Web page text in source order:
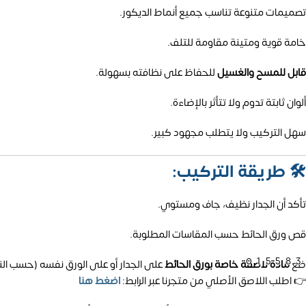
تصميمات متنوعة تناسب جميع أنماط الديكور.
خامة قوية ومتينة مقاومة للتلف.
قابل للمسح والغسيلللحفاظ على نظافته بسهولة.
ألوان ثابتة تدوم ولا تتأثر بالإضاءة.
سهل التركيب ولا يتطلب مجهود كبير.
🛠️ طريقة التركيب:
تأكد أن الجدار نظيف، جاف ومستوي.
قص ورق الحائط حسب المقاسات المطلوبة.
ضعمادة لاصقة خاصة بورق الحائطعلى الجدار أو على الورق نفسه (حسب
👉 اطلب اللاصق الأصلي من متجرنا عبر الرابط:اضغط هنا